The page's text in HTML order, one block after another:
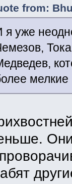
from:
я уже